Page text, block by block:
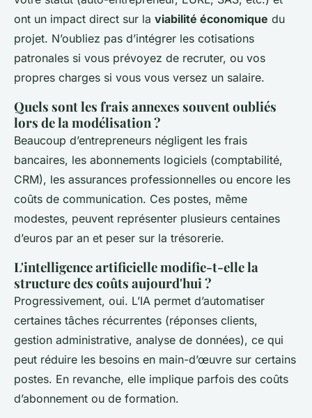
ont un impact direct sur la viabilité économique du
projet. N’oubliez pas d’intégrer les cotisations
patronales si vous prévoyez de recruter, ou vos
propres charges si vous vous versez un salaire.
Quels sont les frais annexes souvent oubliés
lors de la modélisation ?
Beaucoup d’entrepreneurs négligent les frais
bancaires, les abonnements logiciels (comptabilité,
CRM), les assurances professionnelles ou encore les
coûts de communication. Ces postes, même
modestes, peuvent représenter plusieurs centaines
d’euros par an et peser sur la trésorerie.
L'intelligence artificielle modifie-t-elle la
structure des coûts aujourd'hui ?
Progressivement, oui. L’IA permet d’automatiser
certaines tâches récurrentes (réponses clients,
gestion administrative, analyse de données), ce qui
peut réduire les besoins en main-d’œuvre sur certains
postes. En revanche, elle implique parfois des coûts
d’abonnement ou de formation.